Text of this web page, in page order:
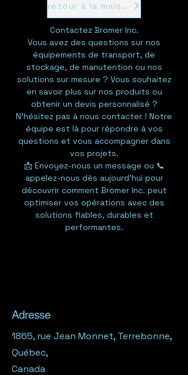
retour à la maison
Contactez Bromer Inc.
Vous avez des questions sur nos
équipements de transport, de
stockage, de manutention ou nos
solutions sur mesure ? Vous souhaitez
en savoir plus sur nos produits ou
obtenir un devis personnalisé ?
N'hésitez pas à nous contacter ! Notre
équipe est là pour répondre à vos
questions et vous accompagner dans
vos projets.
📩 Envoyez-nous un message ou 📞
appelez-nous dès aujourd'hui pour
découvrir comment Bromer Inc. peut
optimiser vos opérations avec des
solutions fiables, durables et
performantes.
Adresse
1865, rue Jean Monnet, Terrebonne,
Québec,
Canada